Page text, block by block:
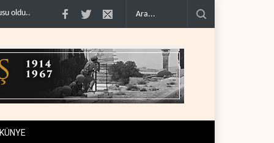
ABD’nin onlarca savaş uçağı da yetmedi: Hürmüz’de .. Necef İmamı'ndan
KÜNYE